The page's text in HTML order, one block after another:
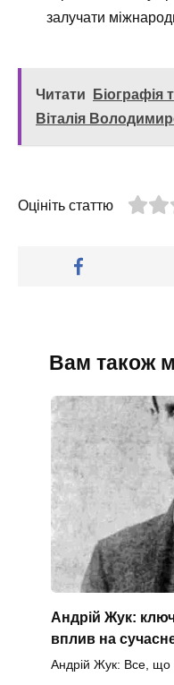
залучати
Читати
Біографія
Віталія
Оцініть статтю
Вам також
Андрій Жук:
вплив на
Андрій Жук: Все, що